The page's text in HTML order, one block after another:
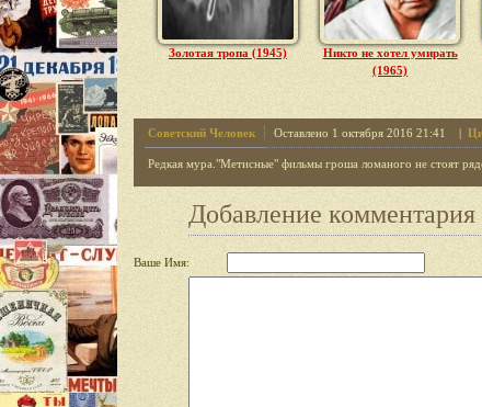
Золотая тропа (1945)
Никто не хотел умирать
(1965)
Советский Человек Оставлено 1 октября 2016 21:41 |
Редкая мура."Метисные" фильмы гроша ломаного не стоят
Добавление комментария
Ваше Имя: